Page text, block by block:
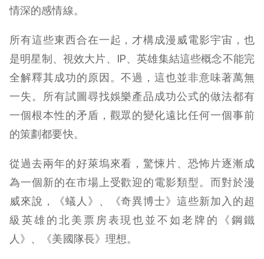
情深的感情線。
所有這些東西合在一起，才構成漫威電影宇宙，也
是明星制、視效大片、IP、英雄集結這些概念不能完
全解釋其成功的原因。不過，這也並非意味著萬無
一失。所有試圖尋找娛樂產品成功公式的做法都有
一個根本性的矛盾，觀眾的變化遠比任何一個事前
的策劃都要快。
從過去兩年的好萊塢來看，驚悚片、恐怖片逐漸成
為一個新的在市場上受歡迎的電影類型。而對於漫
威來說，《蟻人》、《奇異博士》這些新加入的超
級英雄的北美票房表現也並不如老牌的《鋼鐵
人》、《美國隊長》理想。